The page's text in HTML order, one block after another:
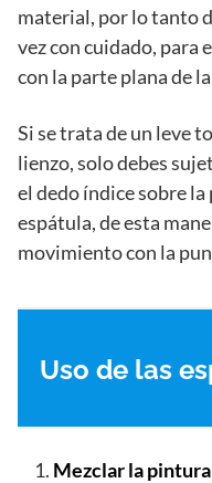
material, por lo tanto
vez con cuidado, para
con la parte plana de
Si se trata de un leve
lienzo, solo debes
el dedo índice sobre
espátula, de esta
movimiento con la
Uso de las
Mezclar la pintura